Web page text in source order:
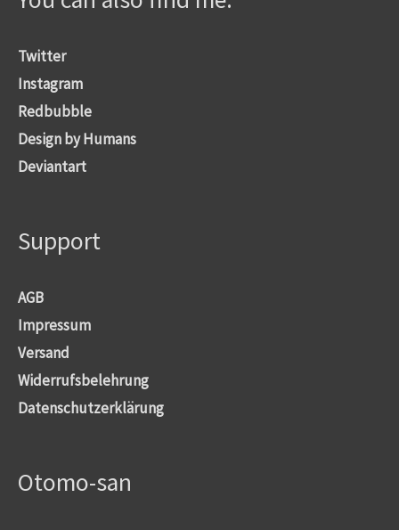
Twitter
Instagram
Redbubble
Design by Humans
Deviantart
Support
AGB
Impressum
Versand
Widerrufsbelehrung
Datenschutzerklärung
Otomo-san